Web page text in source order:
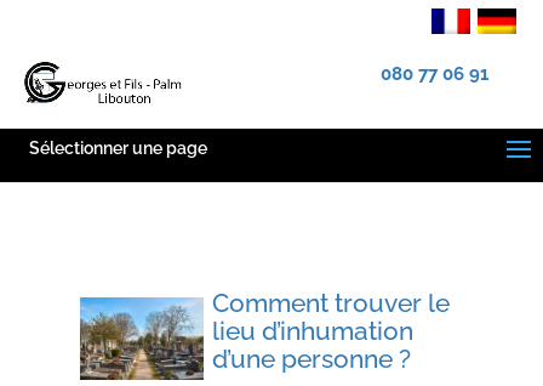
080 77 06 91
Sélectionner une page
Comment trouver le
lieu d’inhumation
d’une personne ?